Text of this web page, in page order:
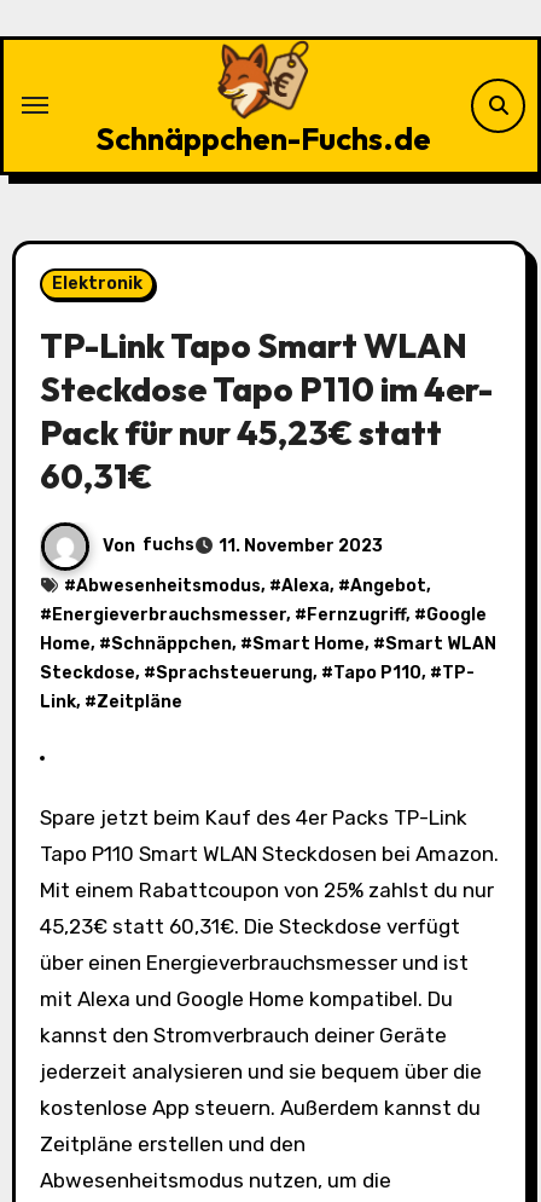
Schnäppchen-Fuchs.de
Elektronik
TP-Link Tapo Smart WLAN
Steckdose Tapo P110 im 4er-
Pack für nur 45,23€ statt
60,31€
Von fuchs
11. November 2023
#Abwesenheitsmodus, #Alexa, #Angebot,
# Energieverbrauchsmesser, # Fernzugriff, #Google
Home, #Schnäppchen, #Smart Home, #Smart WLAN
Steckdose, #Sprachsteuerung, #Tapo P110, #TP-
Link, #Zeitpläne
Spare jetzt beim Kauf des 4er Packs TP-Link
Tapo P110 Smart WLAN Steckdosen bei Amazon.
Mit einem Rabattcoupon von 25% zahlst du nur
45,23€ statt 60,31€. Die Steckdose verfügt
über einen Energieverbrauchsmesser und ist
mit Alexa und Google Home kompatibel. Du
kannst den Stromverbrauch deiner Geräte
jederzeit analysieren und sie bequem über die
kostenlose App steuern. Außerdem kannst du
Zeitpläne erstellen und den
Abwesenheitsmodus nutzen, um die